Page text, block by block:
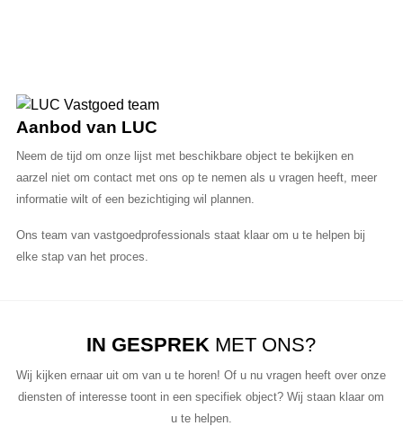
Aanbod van LUC
Neem de tijd om onze lijst met beschikbare object te bekijken en
aarzel niet om contact met ons op te nemen als u vragen heeft, meer
informatie wilt of een bezichtiging wil plannen.
Ons team van vastgoedprofessionals staat klaar om u te helpen bij
elke stap van het proces.
IN GESPREK MET ONS?
Wij kijken ernaar uit om van u te horen! Of u nu vragen heeft over onze
diensten of interesse toont in een specifiek object? Wij staan klaar om
u te helpen.